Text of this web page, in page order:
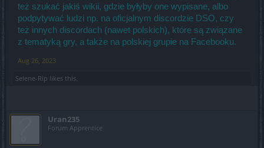
też szukać jakiś wikii, gdzie byłyby one wypisane, albo
podpytywać ludzi np. na oficjalnym discordzie DSO, czy
też innych discordach (nawet polskich), które są związane
z tematyką gry, a także na polskiej grupie na Facebooku.
Aug 26, 2023
Selene-Rip likes this.
Uran235
Forum Apprentice